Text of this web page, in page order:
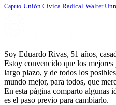
Caputo Unión Cívica Radical Walter
Soy Eduardo Rivas, 51 años,
Estoy convencido que los
largo plazo, y de todos los
mundo mejor, para todos, que
En esta página comparto algunas
es el paso previo para cambiarlo.